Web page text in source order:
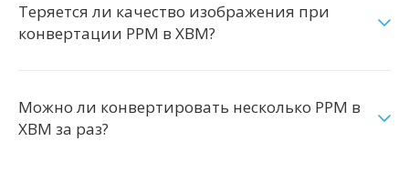
Теряется ли качество изображения при
конвертации PPM в XBM?
Можно ли конвертировать несколько PPM в
XBM за раз?